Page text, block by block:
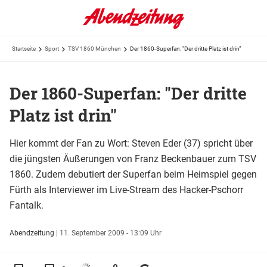
Startseite Sport TSV 1860 München Der 1860-Superfan: "Der dritte Platz ist drin"
Der 1860-Superfan: "Der dritte
Platz ist drin"
Hier kommt der Fan zu Wort: Steven Eder (37) spricht über
die jüngsten Äußerungen von Franz Beckenbauer zum TSV
1860. Zudem debutiert der Superfan beim Heimspiel gegen
Fürth als Interviewer im Live-Stream des Hacker-Pschorr
Fantalk.
Abendzeitung | 11. September 2009 - 13:09 Uhr